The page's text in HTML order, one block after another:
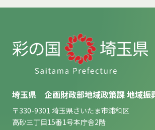
埼玉県 企画財政部地域政策課 地域振
〒330-9301 埼玉県さいたま市浦和区
高砂三丁目15番1号本庁舎2階